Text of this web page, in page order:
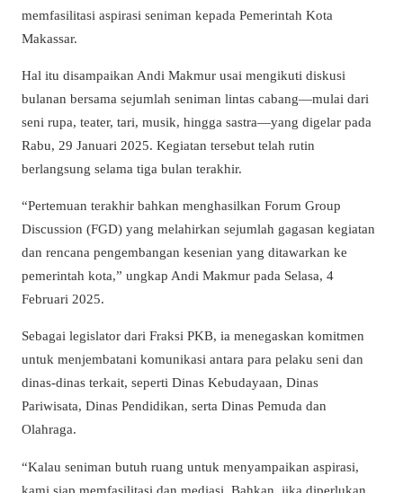
memfasilitasi aspirasi seniman kepada Pemerintah Kota
Makassar.
Hal itu disampaikan Andi Makmur usai mengikuti diskusi
bulanan bersama sejumlah seniman lintas cabang—mulai dari
seni rupa, teater, tari, musik, hingga sastra—yang digelar pada
Rabu, 29 Januari 2025. Kegiatan tersebut telah rutin
berlangsung selama tiga bulan terakhir.
“Pertemuan terakhir bahkan menghasilkan Forum Group
Discussion (FGD) yang melahirkan sejumlah gagasan kegiatan
dan rencana pengembangan kesenian yang ditawarkan ke
pemerintah kota,” ungkap Andi Makmur pada Selasa, 4
Februari 2025.
Sebagai legislator dari Fraksi PKB, ia menegaskan komitmen
untuk menjembatani komunikasi antara para pelaku seni dan
dinas-dinas terkait, seperti Dinas Kebudayaan, Dinas
Pariwisata, Dinas Pendidikan, serta Dinas Pemuda dan
Olahraga.
“Kalau seniman butuh ruang untuk menyampaikan aspirasi,
kami siap memfasilitasi dan mediasi. Bahkan, jika diperlukan,